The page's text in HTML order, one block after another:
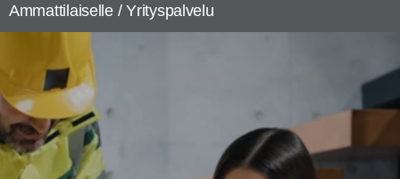
Ammattilaiselle / Yri­tys­pal­ve­lu